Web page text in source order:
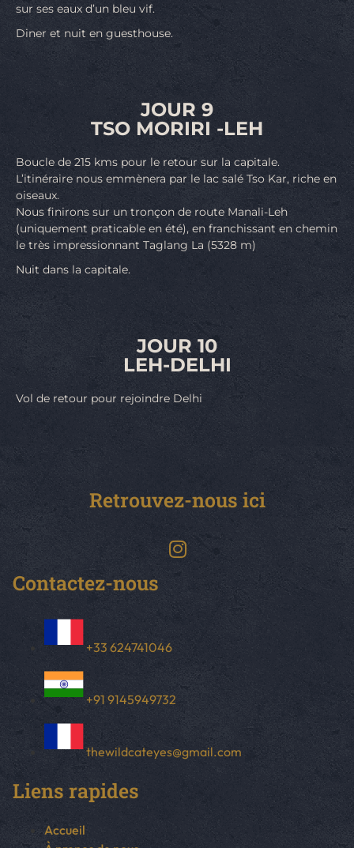
sur ses eaux d’un bleu vif.
Diner et nuit en guesthouse.
JOUR 9
TSO MORIRI -LEH
Boucle de 215 kms pour le retour sur la capitale.
L’itinéraire nous emmènera par le lac salé Tso Kar, riche en
oiseaux.
Nous finirons sur un tronçon de route Manali-Leh
(uniquement praticable en été), en franchissant en chemin
le très impressionnant Taglang La (5328 m)
Nuit dans la capitale.
JOUR 10
LEH-DELHI
Vol de retour pour rejoindre Delhi
Retrouvez-nous ici
Contactez-nous
+33 624741046
+91 9145949732
thewildcateyes@gmail.com
Liens rapides
Accueil